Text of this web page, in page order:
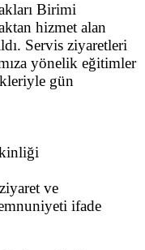
Birimi
hizmet alan
Servis ziyaretleri
yönelik eğitimler
gün
ve
ifade